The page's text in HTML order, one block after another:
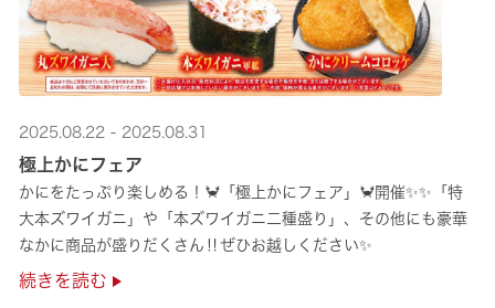
2025.08.22 - 2025.08.31
極上かにフェア
かにをたっぷり楽しめる！🦀「極上かにフェア」🦀開催✨✨「特
大本ズワイガニ」や「本ズワイガニ二種盛り」、その他にも豪華
なかに商品が盛りだくさん‼ぜひお越しください✨
続きを読む